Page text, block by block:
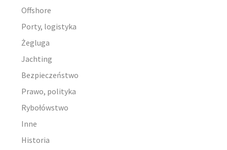
Offshore
Porty, logistyka
Żegluga
Jachting
Bezpieczeństwo
Prawo, polityka
Rybołówstwo
Inne
Historia